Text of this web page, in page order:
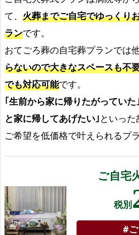
て、 火葬までご自宅でゆっくり
ランです。
おてごろ葬の自宅葬プランでは
らないので大きなスペースも不
でも対応可能です。
｢生前から家に帰りたがっていた
と家に帰してあげたい｣といっ
ご希望を低価格で叶えられるプラ
ご自宅
税別
#